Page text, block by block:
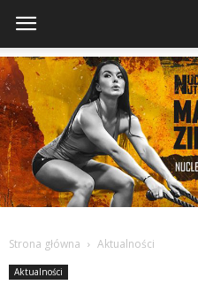
Strona główna Aktualności
Aktualności